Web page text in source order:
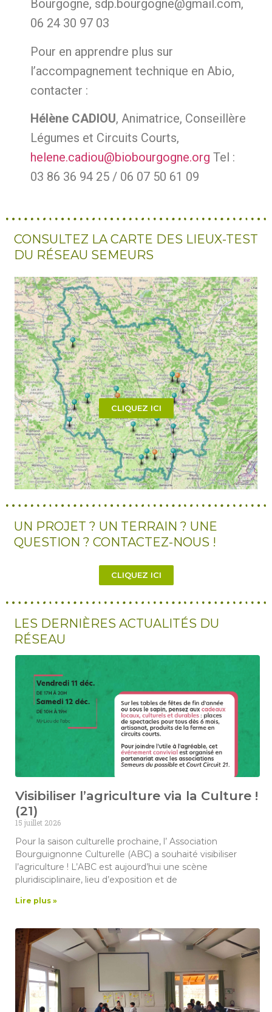
Bourgogne, sdp.bourgogne@gmail.com,
06 24 30 97 03
Pour en apprendre plus sur
l’accompagnement technique en Abio,
contacter :
Hélène CADIOU, Animatrice, Conseillère
Légumes et Circuits Courts,
helene.cadiou@biobourgogne.org Tel :
03 86 36 94 25 / 06 07 50 61 09
CONSULTEZ LA CARTE DES LIEUX-TEST
DU RÉSEAU SEMEURS
CLIQUEZ ICI
UN PROJET ? UN TERRAIN ? UNE
QUESTION ? CONTACTEZ-NOUS !
CLIQUEZ ICI
LES DERNIÈRES ACTUALITÉS DU
RÉSEAU
Visibiliser l’agriculture via la Culture !
(21)
15 juillet 2026
Pour la saison culturelle prochaine, l’ Association
Bourguignonne Culturelle (ABC) a souhaité visibiliser
l’agriculture ! L’ABC est aujourd’hui une scène
pluridisciplinaire, lieu d’exposition et de
Lire plus »